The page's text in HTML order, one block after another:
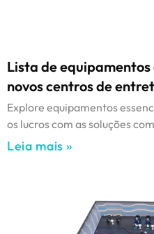
Lista de
novos centros de
Explore equipamentos
os lucros com as soluções
Leia mais »